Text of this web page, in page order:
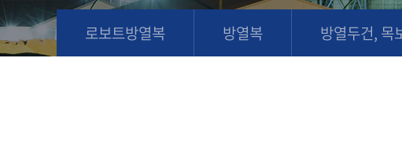
로보트방열복 방열복 방열두건, 목